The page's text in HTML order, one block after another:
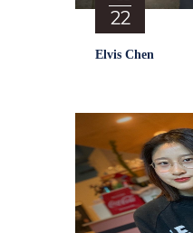
22
Elvis Chen